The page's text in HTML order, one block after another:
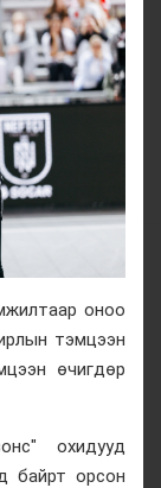
оноо
тэмцээн
өчигдөр
охидууд
байрт орсон